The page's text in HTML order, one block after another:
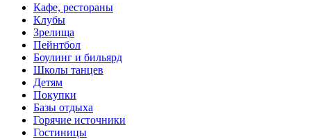
Кафе, рестораны
Клубы
Зрелища
Пейнтбол
Боулинг и бильярд
Школы танцев
Детям
Покупки
Базы отдыха
Горячие источники
Гостиницы